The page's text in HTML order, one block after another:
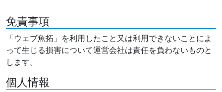
免責事項
「ウェブ魚拓」を利用したこと又は利用できないことによ
って生じる損害について運営会社は責任を負わないものと
します。
個人情報